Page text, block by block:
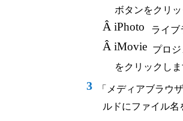
ボタンをクリ
Â iPhoto ライブ
Â iMovie プロ
をクリックし
3
「メディアブラウ
ルドにファイル